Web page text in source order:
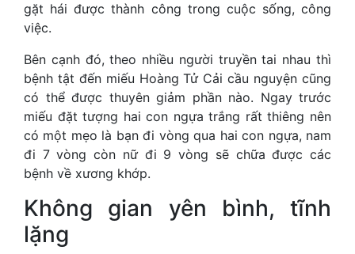
gặt hái được thành công trong cuộc sống, công
việc.
Bên cạnh đó, theo nhiều người truyền tai nhau thì
bệnh tật đến miếu Hoàng Tử Cải cầu nguyện cũng
có thể được thuyên giảm phần nào. Ngay trước
miếu đặt tượng hai con ngựa trắng rất thiêng nên
có một mẹo là bạn đi vòng qua hai con ngựa, nam
đi 7 vòng còn nữ đi 9 vòng sẽ chữa được các
bệnh về xương khớp.
Không gian yên bình, tĩnh
lặng